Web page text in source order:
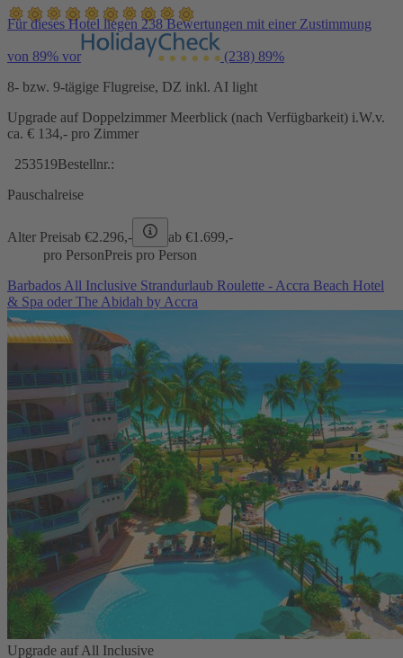
Für dieses Hotel liegen 238 Bewertungen mit einer Zustimmung
von 89% vor (238) 89%
8- bzw. 9-tägige Flugreise, DZ inkl. AI light
Upgrade auf Doppelzimmer Meerblick (nach Verfügbarkeit) i.W.v.
ca. € 134,- pro Zimmer
253519Bestellnr.:
Pauschalreise
Alter Preisab €2.296,- ab €1.699,-
pro PersonPreis pro Person
Barbados All Inclusive Strandurlaub Roulette - Accra Beach Hotel
& Spa oder The Abidah by Accra
Upgrade auf All Inclusive